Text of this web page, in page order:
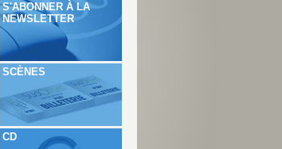
S'ABONNER À LA
NEWSLETTER
SCÈNES
CD